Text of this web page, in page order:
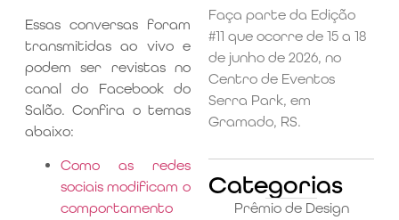
Faça parte da Edição
#11 que ocorre de 15 a 18
de junho de 2026, no
Centro de Eventos
Serra Park, em
Gramado, RS.
Categorias
Prêmio de Design
Essas conversas foram
transmitidas ao vivo e
podem ser revistas no
canal do Facebook do
Salão. Confira o temas
abaixo:
Como as redes
sociais modificam o
comportamento